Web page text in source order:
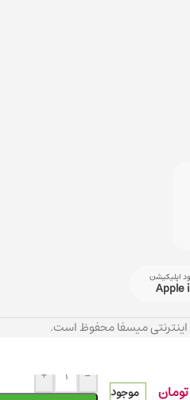
اپلیکیشن
Apple
میسفا محفوظ است.
تومان موجود
-
+